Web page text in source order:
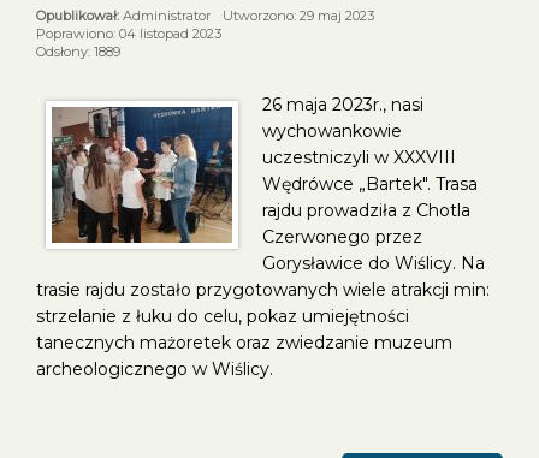
Administrator
Utworzono: 29 maj 2023
Poprawiono: 04 listopad 2023
Odsłony: 1889
26 maja 2023r., nasi
wychowankowie
uczestniczyli w XXXVIII
Wędrówce „Bartek". Trasa
rajdu prowadziła z Chotla
Czerwonego przez
Gorysławice do Wiślicy. Na
trasie rajdu zostało przygotowanych wiele atrakcji min:
strzelanie z łuku do celu, pokaz umiejętności
tanecznych mażoretek oraz zwiedzanie muzeum
archeologicznego w Wiślicy.